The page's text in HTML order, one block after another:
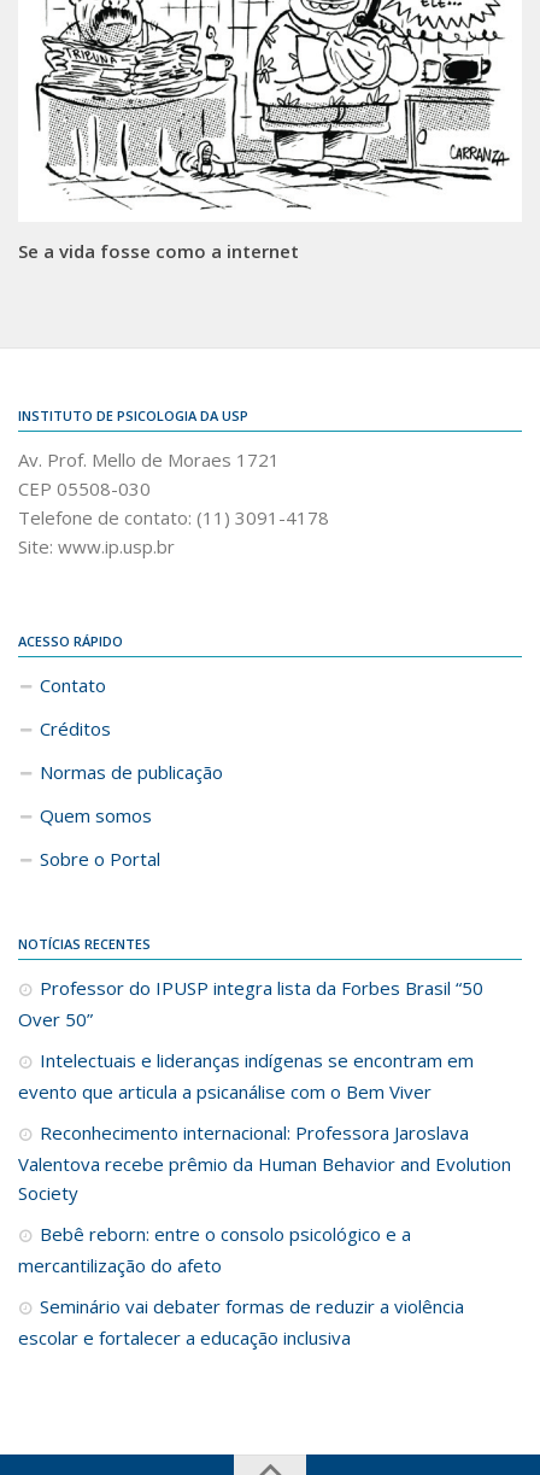
Se a vida fosse como a internet
INSTITUTO DE PSICOLOGIA DA USP
Av. Prof. Mello de Moraes 1721
CEP 05508-030
Telefone de contato: (11) 3091-4178
Site: www.ip.usp.br
ACESSO RÁPIDO
Contato
Créditos
Normas de publicação
Quem somos
Sobre o Portal
NOTÍCIAS RECENTES
Professor do IPUSP integra lista da Forbes Brasil “50
Over 50”
Intelectuais e lideranças indígenas se encontram em
evento que articula a psicanálise com o Bem Viver
Reconhecimento internacional: Professora Jaroslava
Valentova recebe prêmio da Human Behavior and Evolution
Society
Bebê reborn: entre o consolo psicológico e a
mercantilização do afeto
Seminário vai debater formas de reduzir a violência
escolar e fortalecer a educação inclusiva